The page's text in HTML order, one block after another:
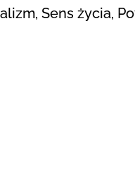
Sens życia,